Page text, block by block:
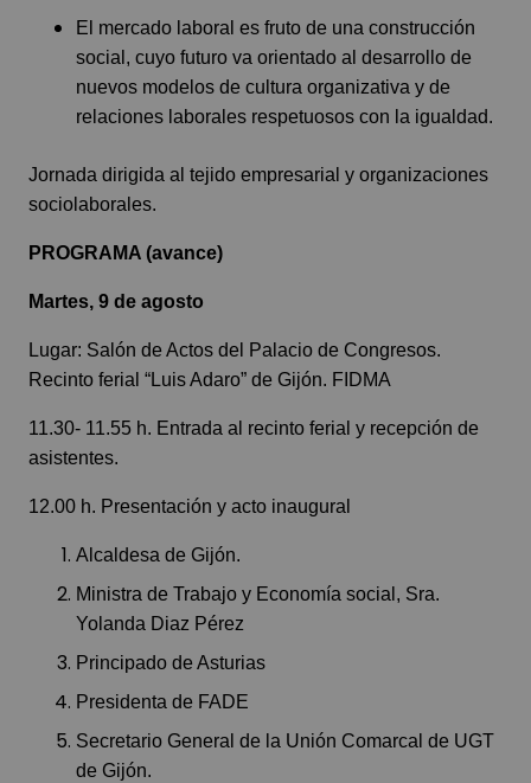
El mercado laboral es fruto de una construcción
social, cuyo futuro va orientado al desarrollo de
nuevos modelos de cultura organizativa y de
relaciones laborales respetuosos con la igualdad.
Jornada dirigida al tejido empresarial y organizaciones
sociolaborales.
PROGRAMA (avance)
Martes, 9 de agosto
Lugar: Salón de Actos del Palacio de Congresos.
Recinto ferial “Luis Adaro” de Gijón. FIDMA
11.30- 11.55 h. Entrada al recinto ferial y recepción de
asistentes.
12.00 h. Presentación y acto inaugural
Alcaldesa de Gijón.
Ministra de Trabajo y Economía social, Sra.
Yolanda Diaz Pérez
Principado de Asturias
Presidenta de FADE
Secretario General de la Unión Comarcal de UGT
de Gijón.